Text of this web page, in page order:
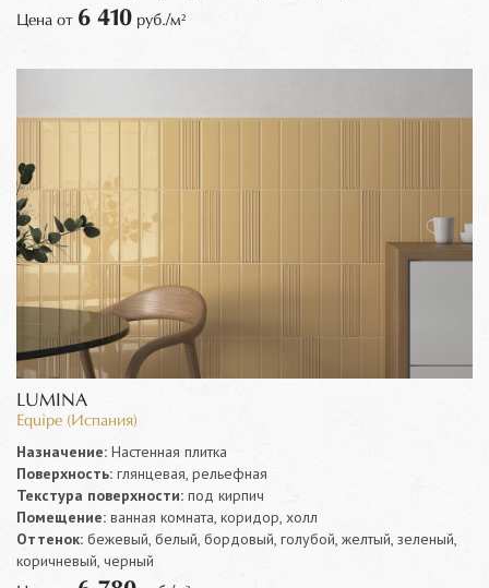
Цена от 6 410 руб./м²
LUMINA
Equipe (Испания)
Назначение: Настенная плитка
Поверхность: глянцевая, рельефная
Текстура поверхности: под кирпич
Помещение: ванная комната, коридор, холл
Оттенок: бежевый, белый, бордовый, голубой, желтый, зеленый,
коричневый, черный